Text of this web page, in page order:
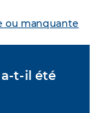
ou manquante
t-il été